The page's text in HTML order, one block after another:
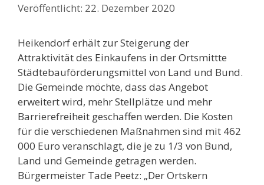
22. Dezember 2020
Heikendorf erhält zur Steigerung der
Attraktivität des Einkaufens in der Ortsmittte
Städtebauförderungsmittel von Land und Bund.
Die Gemeinde möchte, dass das Angebot
erweitert wird, mehr Stellplätze und mehr
Barrierefreiheit geschaffen werden. Die Kosten
für die verschiedenen Maßnahmen sind mit 462
000 Euro veranschlagt, die je zu 1/3 von Bund,
Land und Gemeinde getragen werden.
Bürgermeister Tade Peetz: „Der Ortskern